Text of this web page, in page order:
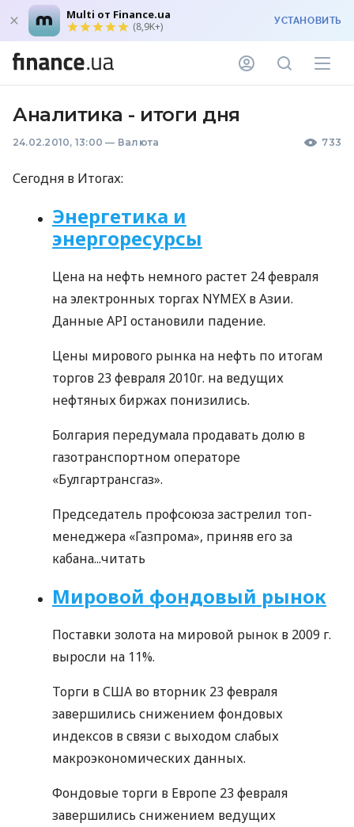
Multi от Finance.ua
(8,9K+) УСТАНОВИТЬ
Аналитика - итоги дня
24.02.2010, 13:00 — Валюта 733
Сегодня в Итогах:
Энергетика и
энергоресурсы
Цена на нефть немного растет 24 февраля
на электронных торгах NYMEX в Азии.
Данные API остановили падение.
Цены мирового рынка на нефть по итогам
торгов 23 февраля 2010г. на ведущих
нефтяных биржах понизились.
Болгария передумала продавать долю в
газотранспортном операторе
«Булгартрансгаз».
Председатель профсоюза застрелил топ-
менеджера «Газпрома», приняв его за
кабана...читать
Мировой фондовый рынок
Поставки золота на мировой рынок в 2009 г.
выросли на 11%.
Торги в США во вторник 23 февраля
завершились снижением фондовых
индексов в связи с выходом слабых
макроэкономических данных.
Фондовые торги в Европе 23 февраля
завершились снижением ведущих